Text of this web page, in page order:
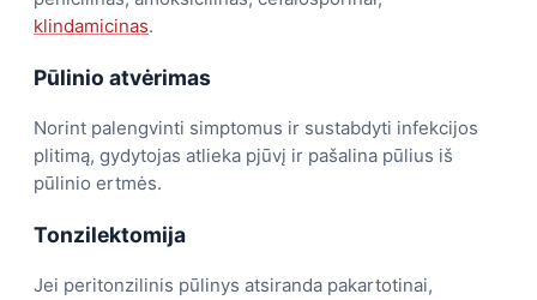
klindamicinas.
Pūlinio atvėrimas
Norint palengvinti simptomus ir sustabdyti infekcijos
plitimą, gydytojas atlieka pjūvį ir pašalina pūlius iš
pūlinio ertmės.
Tonzilektomija
Jei peritonzilinis pūlinys atsiranda pakartotinai,